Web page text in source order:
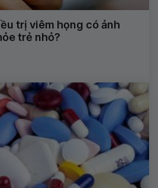
trị viêm họng có ảnh
trẻ nhỏ?